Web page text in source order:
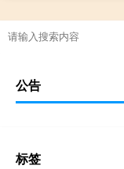
公告
标签